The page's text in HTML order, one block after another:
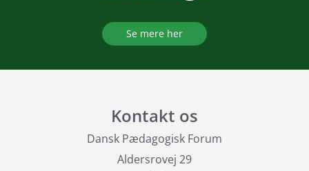
Se mere her
Kontakt os
Dansk Pædagogisk Forum
Aldersrovej 29